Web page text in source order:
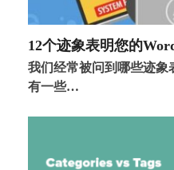
12个迹象表明您的
我们经常被问到哪些迹象
有一些…